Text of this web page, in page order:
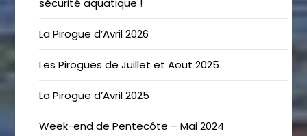
sécurité aquatique !
La Pirogue d’Avril 2026
Les Pirogues de Juillet et Aout 2025
La Pirogue d’Avril 2025
Week-end de Pentecôte – Mai 2024